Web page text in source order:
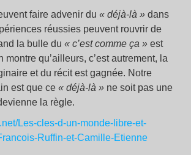
faire advenir du « déjà-là » dans
réussies peuvent rouvrir de
la bulle du « c’est comme ça » est
montre qu’ailleurs, c’est autrement, la
et du récit est gagnée. Notre
est que ce « déjà-là » ne soit pas une
la règle.
Les-cles-d-un-monde-libre-et-
Ruffin-et-Camille-Etienne